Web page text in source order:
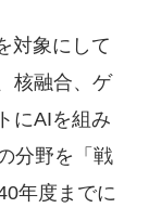
対象にして
核融合、ゲ
にAIを組み
分野を「戦
年度までに